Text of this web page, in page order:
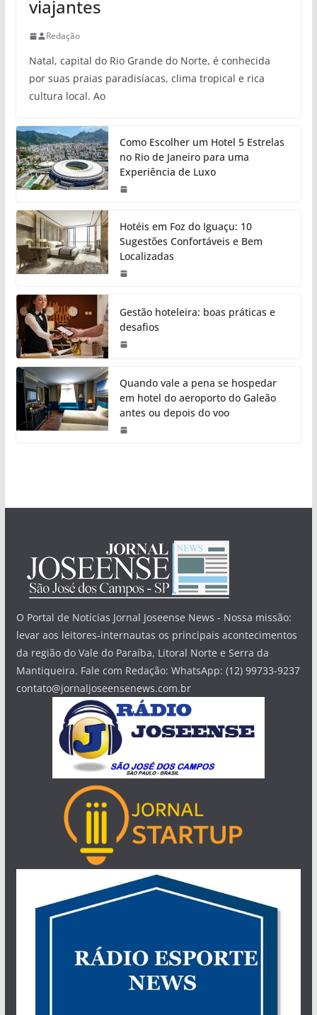
viajantes
Redação
Natal, capital do Rio Grande do Norte, é conhecida
por suas praias paradisíacas, clima tropical e rica
cultura local. Ao
Como Escolher um Hotel 5 Estrelas
no Rio de Janeiro para uma
Experiência de Luxo
Hotéis em Foz do Iguaçu: 10
Sugestões Confortáveis e Bem
Localizadas
Gestão hoteleira: boas práticas e
desafios
Quando vale a pena se hospedar
em hotel do aeroporto do Galeão
antes ou depois do voo
O Portal de Notícias Jornal Joseense News - Nossa missão:
levar aos leitores-internautas os principais acontecimentos
da região do Vale do Paraíba, Litoral Norte e Serra da
Mantiqueira. Fale com Redação: WhatsApp: (12) 99733-9237
contato@jornaljoseensenews.com.br